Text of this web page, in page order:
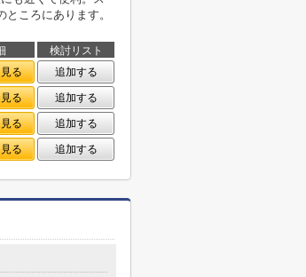
ころにあります。
検討リスト
る
追加する
る
追加する
る
追加する
る 追加する